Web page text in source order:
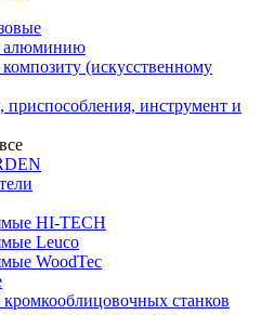
алюминию
(искусственному
инструмент и
HI-TECH
Leuco
WoodTec
станков